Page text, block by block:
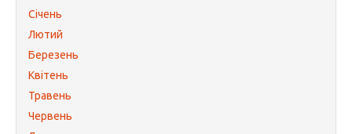
Січень
Лютий
Березень
Квітень
Травень
Червень